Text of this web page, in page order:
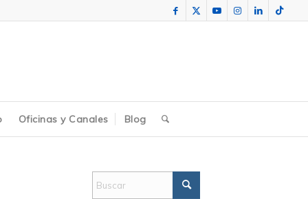
Oficinas y Canales Blog